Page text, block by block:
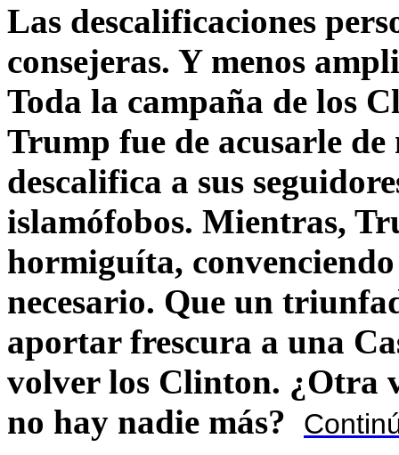
Las descalificaciones
consejeras. Y menos
Toda la campaña de los
Trump fue de acusarle
descalifica a sus
islamófobos. Mientras,
hormiguíta,
necesario. Que un
aportar frescura a una
volver los Clinton. ¿Otra
no hay nadie más?